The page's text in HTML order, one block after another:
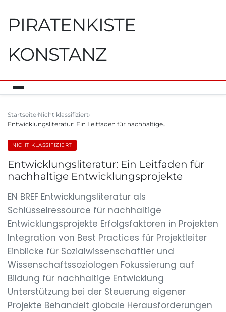
PIRATENKISTE
KONSTANZ
Startseite Nicht klassifiziert
Entwicklungsliteratur: Ein Leitfaden für nachhaltige…
NICHT KLASSIFIZIERT
Entwicklungsliteratur: Ein Leitfaden für
nachhaltige Entwicklungsprojekte
EN BREF Entwicklungsliteratur als
Schlüsselressource für nachhaltige
Entwicklungsprojekte Erfolgsfaktoren in Projekten
Integration von Best Practices für Projektleiter
Einblicke für Sozialwissenschaftler und
Wissenschaftssoziologen Fokussierung auf
Bildung für nachhaltige Entwicklung
Unterstützung bei der Steuerung eigener
Projekte Behandelt globale Herausforderungen